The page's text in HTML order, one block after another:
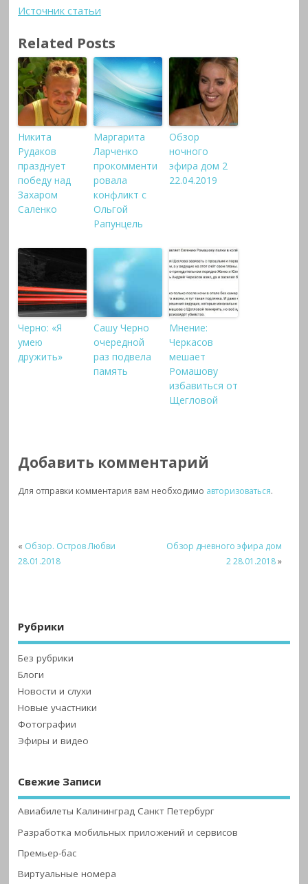
Источник статьи
Related Posts
Никита
Рудаков
празднует
победу над
Захаром
Саленко
Маргарита
Ларченко
прокомменти
ровала
конфликт с
Ольгой
Рапунцель
Обзор
ночного
эфира дом 2
22.04.2019
Черно: «Я
умею
дружить»
Сашу Черно
очередной
раз подвела
память
Мнение:
Черкасов
мешает
Ромашову
избавиться от
Щегловой
Добавить комментарий
Для отправки комментария вам необходимо авторизоваться.
« Обзор. Остров Любви
28.01.2018
Обзор дневного эфира дом
2 28.01.2018»
Рубрики
Без рубрики
Блоги
Новости и слухи
Новые участники
Фотографии
Эфиры и видео
Свежие Записи
Авиабилеты Калининград Санкт Петербург
Разработка мобильных приложений и сервисов
Премьер-бас
Виртуальные номера